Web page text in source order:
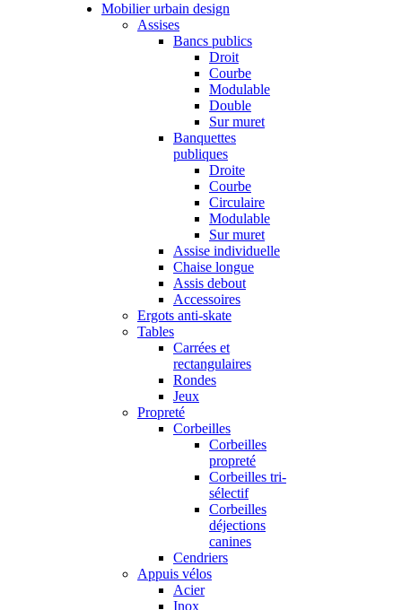
Mobilier urbain design
Assises
Bancs publics
Droit
Courbe
Modulable
Double
Sur muret
Banquettes
publiques
Droite
Courbe
Circulaire
Modulable
Sur muret
Assise individuelle
Chaise longue
Assis debout
Accessoires
Ergots anti-skate
Tables
Carrées et
rectangulaires
Rondes
Jeux
Propreté
Corbeilles
Corbeilles
propreté
Corbeilles tri-
sélectif
Corbeilles
déjections
canines
Cendriers
Appuis vélos
Acier
Inox